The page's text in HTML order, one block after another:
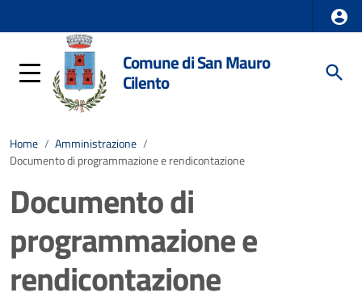
Comune di San Mauro
Cilento
Home / Amministrazione /
Documento di programmazione e rendicontazione
Documento di
programmazione e
rendicontazione